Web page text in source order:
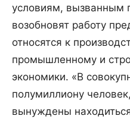
условиям, вызванным
возобновят работу
относятся к
промышленному и
экономики. «В
полумиллиону
вынуждены